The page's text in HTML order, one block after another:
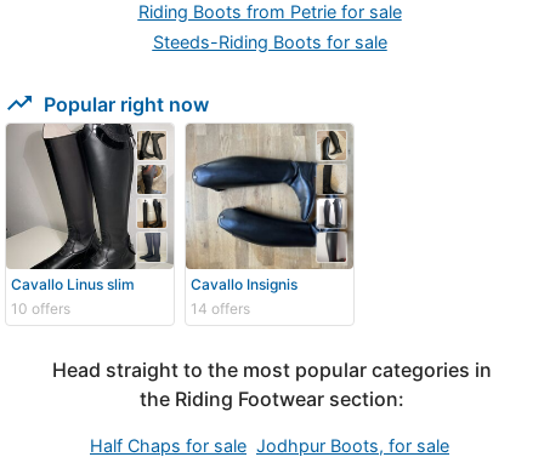
Riding Boots from Petrie for sale
Steeds-Riding Boots for sale
trending_up Popular right now
Cavallo Linus slim
10 offers
Cavallo Insignis
14 offers
Head straight to the most popular categories in
the Riding Footwear section:
Half Chaps for sale Jodhpur Boots, for sale